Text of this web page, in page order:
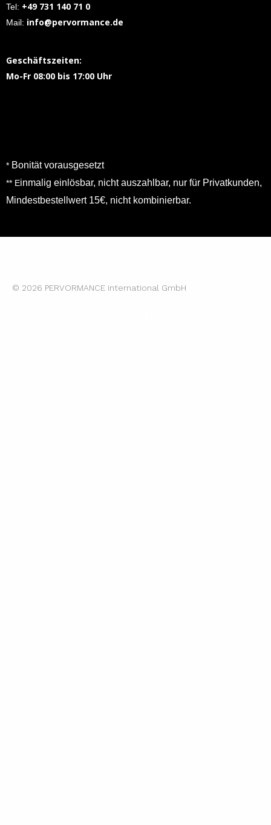
Tel: +49 731 140 71 0
Mail: info@pervormance.de
Geschäftszeiten:
Mo-Fr 08:00 bis 17:00 Uhr
* Bonität vorausgesetzt
** Einmalig einlösbar, nicht auszahlbar, nur für Privatkunden,
Mindestbestellwert 15€, nicht kombinierbar.
© 2026 PERVORMANCE international GmbH